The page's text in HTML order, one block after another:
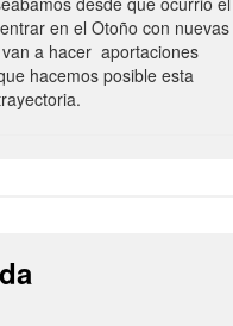
en el Otoño con nuevas
a hacer aportaciones
hacemos posible esta